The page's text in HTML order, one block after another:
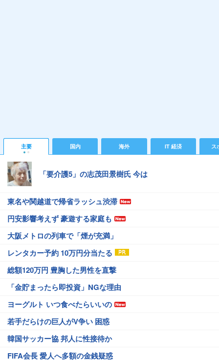
主要 国内 海外 IT 経済 ス
「要介護5」の志茂田景樹氏 今は
東名や関越道で帰省ラッシュ渋滞
円安影響考えず 豪遊する家庭も
大阪メトロの列車で「煙が充満」
レンタカー予約 10万円分当たる
総額120万円 豊胸した男性を直撃
「金貯まったら即投資」NGな理由
ヨーグルト いつ食べたらいいの
若手だらけの巨人がV争い 困惑
韓国サッカー協 邦人に性接待か
FIFA会長 愛人へ多額の金銭疑惑